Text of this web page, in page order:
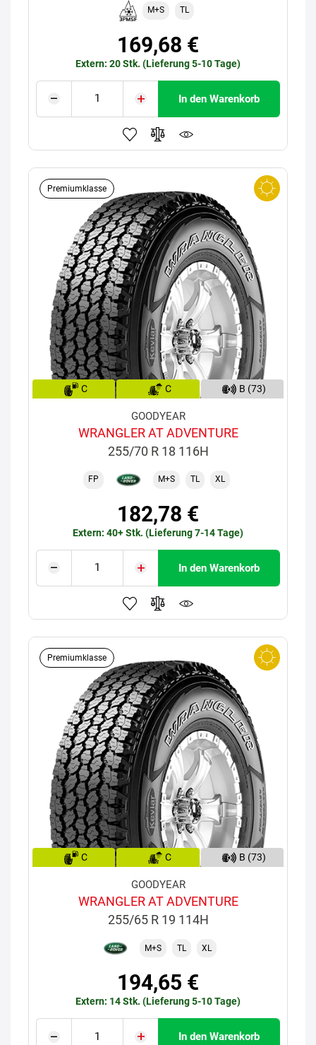
M+S TL
169,68 €
Extern: 20 Stk. (Lieferung 5-10 Tage)
In den Warenkorb
Premiumklasse
C C B (73)
GOODYEAR
WRANGLER AT ADVENTURE
255/70 R 18 116H
FP M+S TL XL
182,78 €
Extern: 40+ Stk. (Lieferung 7-14 Tage)
In den Warenkorb
Premiumklasse
C C B (73)
GOODYEAR
WRANGLER AT ADVENTURE
255/65 R 19 114H
M+S TL XL
194,65 €
Extern: 14 Stk. (Lieferung 5-10 Tage)
In den Warenkorb